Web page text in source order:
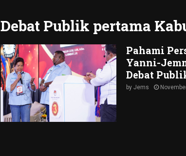
Debat Publik pertama
Pahami
Yanni-
Debat
by Jems